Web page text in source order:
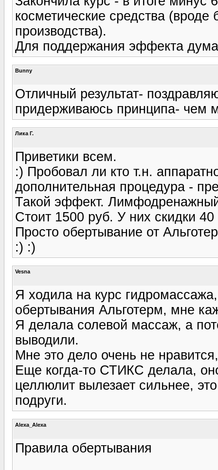
косметические средства
производства).
Для поддержания эффекта
Bunny
Отличный результат-
придерживаюсь принципа- чем
Лика Г.
Приветики всем.
:) Пробовал ли кто т.н.
дополнительная процедура -
Такой эффект.
Стоит 1500 руб. У них скидки
Просто обертывание от
:) :)
Vesna
Я ходила на курс
обертывания Альготерм, мне
Я делала солевой массаж, а
выводили.
Мне это дело очень не
Еще когда-то СТИКС делала,
целлюлит вылезает сильнее,
подруги.
Alexa_Alexa
Правила обертывания